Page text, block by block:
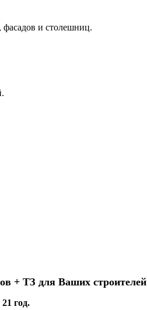
фасадов и столешниц.
+ ТЗ для Ваших строителей
год.